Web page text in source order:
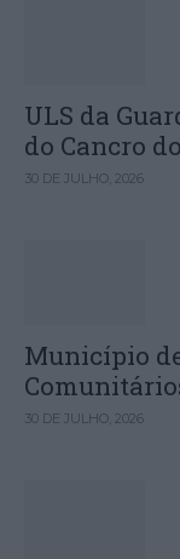
ULS da
do Cancro
30 DE JULHO, 2026
Município
30 DE JULHO, 2026